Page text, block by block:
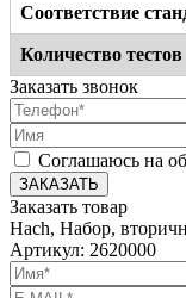
Соответствие
Количество тестов
Заказать звонок
Соглашаюсь на
ЗАКАЗАТЬ
Заказать товар
Hach, Набор,
Артикул: 2620000